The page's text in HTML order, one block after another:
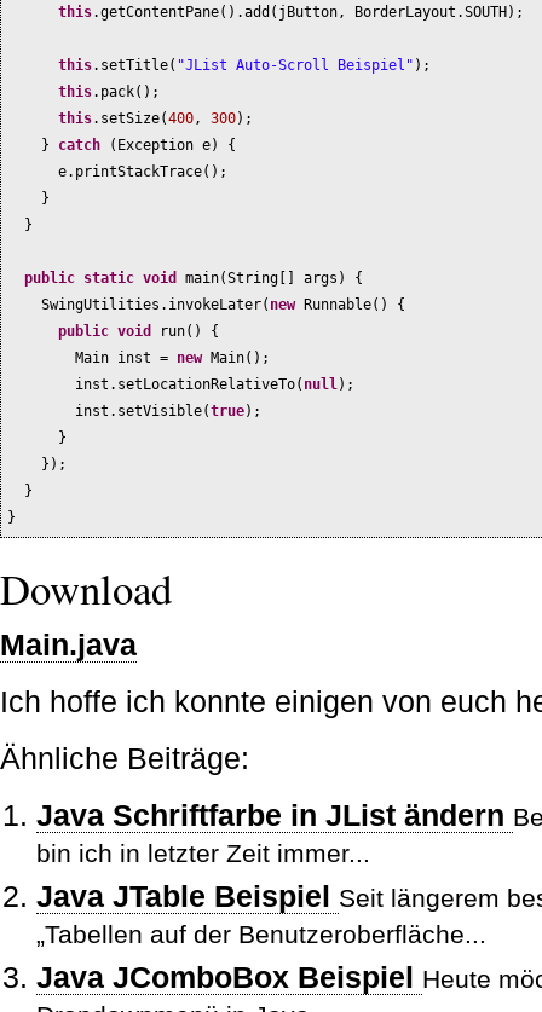
this.getContentPane() .add ( jButton, BorderLayout.SOUTH ) ;
this.setTitle( "JList Auto-Scroll Beispiel" ) ;
this.pack() ;
this.setSize(400, 300) ;
} catch ( Exception e) {
e.printStackTrace() ;
}
}
public static void main(String args ) {
SwingUtilities.invokeLater( new Runnable() {
public void run() {
Main inst = new Main() ;
inst.setLocationRelativeTo( null) ;
inst.setVisible(true) ;
}
}) ;
}
}
Download
Main.java
Ich hoffe ich konnte einigen von euch
Ähnliche Beiträge:
Java Schriftfarbe in JList ändern
bin ich in letzter Zeit immer...
Java JTable Beispiel Seit längerem
„Tabellen auf der Benutzeroberfläche...
Java JComboBox Beispiel Heute